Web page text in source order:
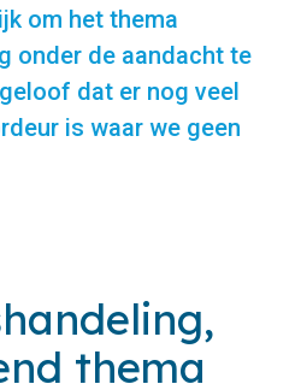
om het thema
onder de aandacht te
dat er nog veel
is waar we geen
thema